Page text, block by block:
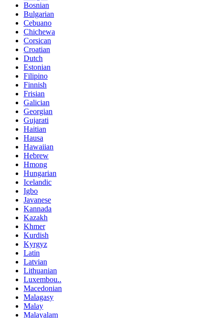
Bosnian
Bulgarian
Cebuano
Chichewa
Corsican
Croatian
Dutch
Estonian
Filipino
Finnish
Frisian
Galician
Georgian
Gujarati
Haitian
Hausa
Hawaiian
Hebrew
Hmong
Hungarian
Icelandic
Igbo
Javanese
Kannada
Kazakh
Khmer
Kurdish
Kyrgyz
Latin
Latvian
Lithuanian
Luxembou..
Macedonian
Malagasy
Malay
Malayalam